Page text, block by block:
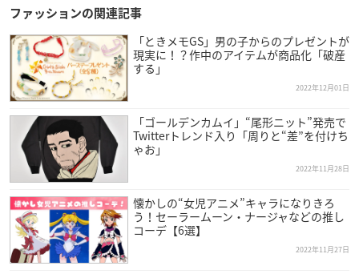
「ベルサイユのばら展」アートステージ内「ジュエリーカミ
ネ・ショッピングブース」
※アートステージ内「ジュエリーカミネ・ショッピングブー
ス」の入場は無料
【内容】
マリー・アントワネットの1億円のティアラの公開販売の他、
池田理代子先生の「ジュエリー絵画® ベルサイユのばら シリ
ーズ」、「FEILERベルサイユのばら ハンカチ」、「ベルサイ
ユのばら カレー」などを販売
※ジュエリー絵画およびティアラは展示会終了後のお渡しとな
ります。
ファッションの関連記事
「ときメモGS」男の子からのプレゼントが
現実に！？作中のアイテムが商品化「破産
する」
2022年12月01日
「ゴールデンカムイ」“尾形ニット”発売で
Twitterトレンド入り「周りと“差”を付けち
ゃお」
2022年11月28日
懐かしの“女児アニメ”キャラになりきろ
う！セーラームーン・ナージャなどの推し
コーデ【6選】
2022年11月27日